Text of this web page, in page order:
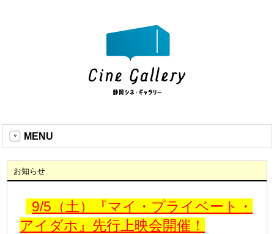
MENU
お知らせ
9/5（土）『マイ・プライベート・
アイダホ』先行上映会開催！